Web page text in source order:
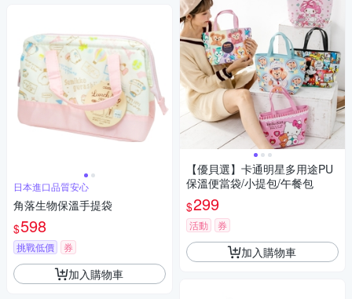
日本進口品質安心
角落生物保溫手提袋
$598
挑戰低價 券
加入購物車
【優貝選】卡通明星多用途PU
保溫便當袋/小提包/午餐包
$299
活動 券
加入購物車